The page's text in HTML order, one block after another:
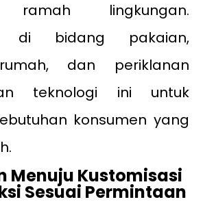
ramah lingkungan.
di bidang pakaian,
dan periklanan
teknologi ini untuk
konsumen yang
Menuju Kustomisasi
Sesuai Permintaan